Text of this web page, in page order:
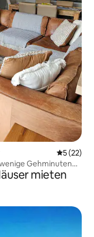
5 (22)
Gehminuten
mieten